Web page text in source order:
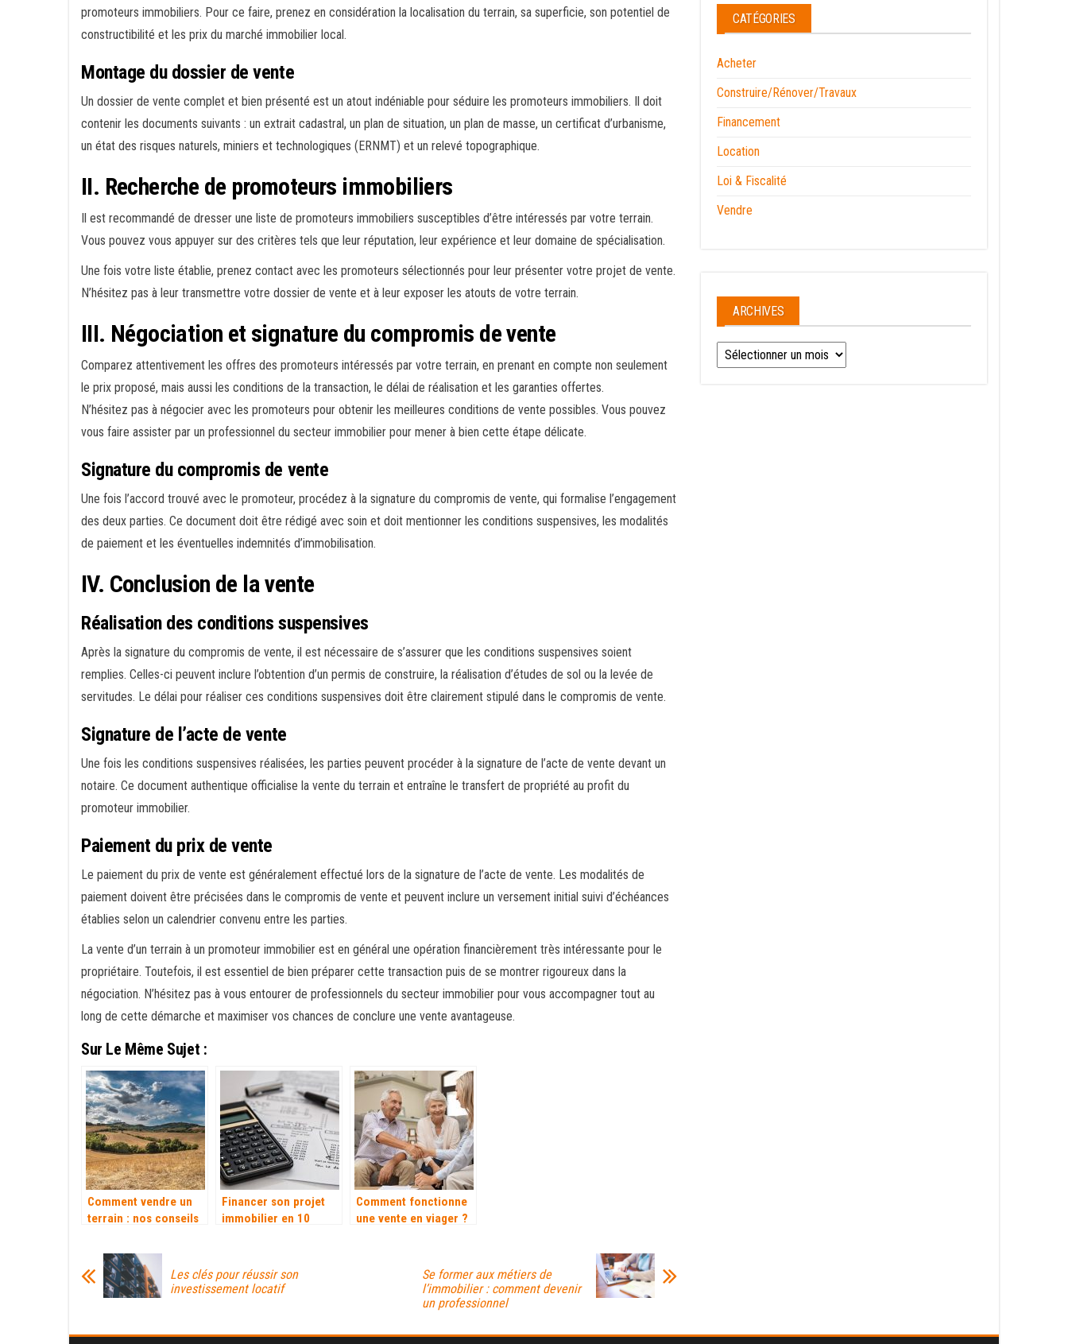
promoteurs immobiliers. Pour ce faire, prenez en considération la localisation du terrain, sa superficie, son potentiel de
constructibilité et les prix du marché immobilier local.
Montage du dossier de vente
Un dossier de vente complet et bien présenté est un atout indéniable pour séduire les promoteurs immobiliers. Il doit
contenir les documents suivants : un extrait cadastral, un plan de situation, un plan de masse, un certificat d’urbanisme,
un état des risques naturels, miniers et technologiques (ERNMT) et un relevé topographique.
II. Recherche de promoteurs immobiliers
Il est recommandé de dresser une liste de promoteurs immobiliers susceptibles d’être intéressés par votre terrain.
Vous pouvez vous appuyer sur des critères tels que leur réputation, leur expérience et leur domaine de spécialisation.
Une fois votre liste établie, prenez contact avec les promoteurs sélectionnés pour leur présenter votre projet de vente.
N’hésitez pas à leur transmettre votre dossier de vente et à leur exposer les atouts de votre terrain.
III. Négociation et signature du compromis de vente
Comparez attentivement les offres des promoteurs intéressés par votre terrain, en prenant en compte non seulement
le prix proposé, mais aussi les conditions de la transaction, le délai de réalisation et les garanties offertes.
N’hésitez pas à négocier avec les promoteurs pour obtenir les meilleures conditions de vente possibles. Vous pouvez
vous faire assister par un professionnel du secteur immobilier pour mener à bien cette étape délicate.
Signature du compromis de vente
Une fois l’accord trouvé avec le promoteur, procédez à la signature du compromis de vente, qui formalise l’engagement
des deux parties. Ce document doit être rédigé avec soin et doit mentionner les conditions suspensives, les modalités
de paiement et les éventuelles indemnités d’immobilisation.
IV. Conclusion de la vente
Réalisation des conditions suspensives
Après la signature du compromis de vente, il est nécessaire de s’assurer que les conditions suspensives soient
remplies. Celles-ci peuvent inclure l’obtention d’un permis de construire, la réalisation d’études de sol ou la levée de
servitudes. Le délai pour réaliser ces conditions suspensives doit être clairement stipulé dans le compromis de vente.
Signature de l’acte de vente
Une fois les conditions suspensives réalisées, les parties peuvent procéder à la signature de l’acte de vente devant un
notaire. Ce document authentique officialise la vente du terrain et entraîne le transfert de propriété au profit du
promoteur immobilier.
Paiement du prix de vente
Le paiement du prix de vente est généralement effectué lors de la signature de l’acte de vente. Les modalités de
paiement doivent être précisées dans le compromis de vente et peuvent inclure un versement initial suivi d’échéances
établies selon un calendrier convenu entre les parties.
La vente d’un terrain à un promoteur immobilier est en général une opération financièrement très intéressante pour le
propriétaire. Toutefois, il est essentiel de bien préparer cette transaction puis de se montrer rigoureux dans la
négociation. N’hésitez pas à vous entourer de professionnels du secteur immobilier pour vous accompagner tout au
long de cette démarche et maximiser vos chances de conclure une vente avantageuse.
Sur Le Même Sujet :
Comment vendre un
terrain : nos conseils
transaction
Financer son projet
immobilier en 10
Comment fonctionne
une vente en viager ?
Les clés pour réussir son
investissement locatif
Se former aux métiers de
l’immobilier : comment devenir
un professionnel
CATÉGORIES
Acheter
Construire/Rénover/Travaux
Financement
Location
Loi & Fiscalité
Vendre
ARCHIVES
Archives